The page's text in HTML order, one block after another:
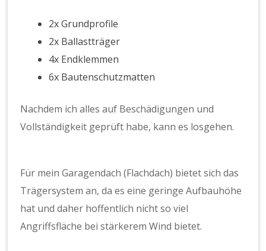
2x Grundprofile
2x Ballastträger
4x Endklemmen
6x Bautenschutzmatten
Nachdem ich alles auf Beschädigungen und
Vollständigkeit geprüft habe, kann es losgehen.
Für mein Garagendach (Flachdach) bietet sich das
Trägersystem an, da es eine geringe Aufbauhöhe
hat und daher hoffentlich nicht so viel
Angriffsfläche bei stärkerem Wind bietet.